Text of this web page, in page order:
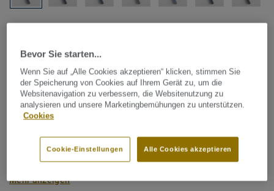
Tarkett Zubehör Komplettsortiment
Schweißschnur für PVC-Böden
- Unicoloured BLUE 0258
zweier PVC-Bahnen verwendet und sorgen für eine
wasserdichte und geschlossene Oberfläche, Grundlage für
Schweißschnüre sind erhältlich in den Varianten Uni und
Mehr anzeigen
Bevor Sie starten...
Wenn Sie auf „Alle Cookies akzeptieren“ klicken, stimmen Sie
der Speicherung von Cookies auf Ihrem Gerät zu, um die
Websitenavigation zu verbessern, die Websitenutzung zu
analysieren und unsere Marketingbemühungen zu unterstützen.
Cookies
Alle Cookies akzeptieren
Cookie-Einstellungen